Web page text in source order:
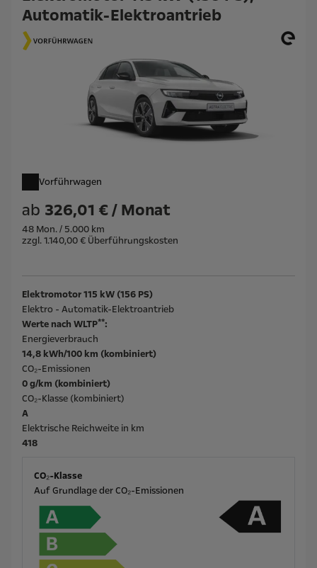
Automatik-Elektroantrieb
Vorführwagen
ab 326,01 € / Monat
48 Mon. / 5.000 km
zzgl. 1.140,00 € Überführungskosten
Elektromotor 115 kW (156 PS)
Elektro - Automatik-Elektroantrieb
Werte nach WLTP**:
Energieverbrauch
14,8 kWh/100 km (kombiniert)
CO₂-Emissionen
0 g/km (kombiniert)
CO₂-Klasse (kombiniert)
A
Elektrische Reichweite in km
418
CO₂-Klasse
Auf Grundlage der CO₂-Emissionen